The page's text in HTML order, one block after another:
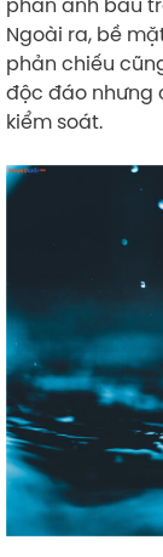
Ngoài ra, bề
phản chiếu
độc đáo nhưng
kiểm soát.